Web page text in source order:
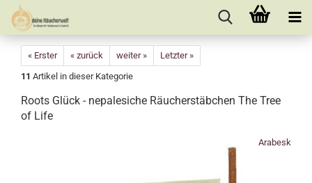
« Erster « zurück weiter »
Letzter »
11 Artikel in dieser Kategorie
Roots Glück - nepalesiche Räucherstäbchen The Tree
of Life
Arabesk